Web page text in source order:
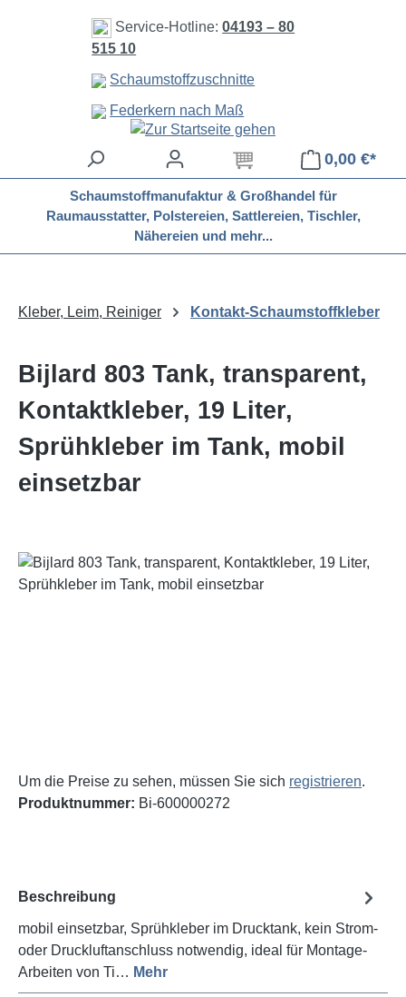
Zum Hauptinhalt springen
Service-Hotline:04193 – 80
515 10
Schaumstoffzuschnitte
Federkern nach Maß
0,00 €*
Schaumstoffmanufaktur & Großhandel für
Raumausstatter, Polstereien, Sattlereien, Tischler,
Nähereien und mehr...
Kleber, Leim, Reiniger Kontakt-Schaumstoffkleber
Bijlard 803 Tank, transparent,
Kontaktkleber, 19 Liter,
Sprühkleber im Tank, mobil
einsetzbar
Bildergalerie überspringen
Um die Preise zu sehen, müssen Sie sich registrieren.
Produktnummer: Bi-600000272
Beschreibung
mobil einsetzbar, Sprühkleber im Drucktank, kein Strom-
oder Druckluftanschluss notwendig, ideal für Montage-
Arbeiten von Ti… Mehr